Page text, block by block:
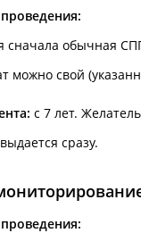
сначала обычная
можно свой
с 7 лет.
выдается сразу.